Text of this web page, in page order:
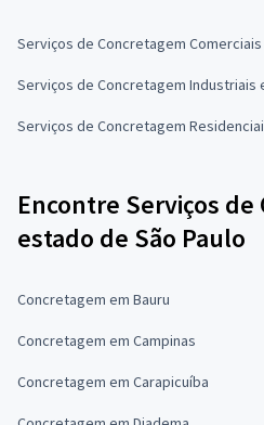
Serviços de Concretagem Comerciais
Serviços de Concretagem Industriais
Serviços de Concretagem
Encontre Serviços
estado de São Paulo
Concretagem em Bauru
Concretagem em Campinas
Concretagem em Carapicuíba